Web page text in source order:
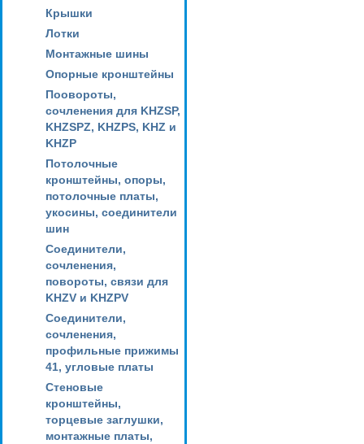
Крышки
Лотки
Монтажные шины
Опорные кронштейны
Поовороты,
сочленения для KHZSP,
KHZSPZ, KHZPS, KHZ и
KHZP
Потолочные
кронштейны, опоры,
потолочные платы,
укосины, соединители
шин
Соединители,
сочленения,
повороты, связи для
KHZV и KHZPV
Соединители,
сочленения,
профильные прижимы
41, угловые платы
Стеновые
кронштейны,
торцевые заглушки,
монтажные платы,